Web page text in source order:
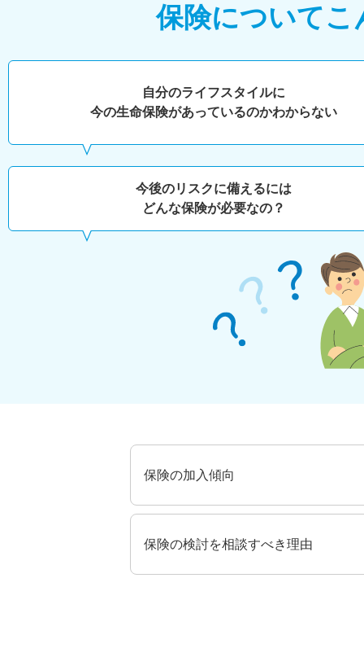
保険についてこ
自分のライフスタイルに
今の生命保険があっているのかわからない
今後のリスクに備えるには
どんな保険が必要なの？
保険の加入傾向
保険の検討を相談すべき理由